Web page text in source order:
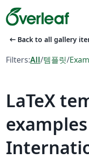
arrow_left_alt Back to all gallery
Filters:All/템플릿/
LaTeX